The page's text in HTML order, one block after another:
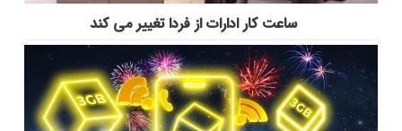
ساعت کار ادارات از فردا تغییر می کند